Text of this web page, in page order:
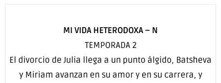
MI VIDA HETERODOXA– N
TEMPORADA 2
El divorcio de Julia llega a un punto álgido, Batsheva
y Miriam avanzan en su amor y en su carrera, y